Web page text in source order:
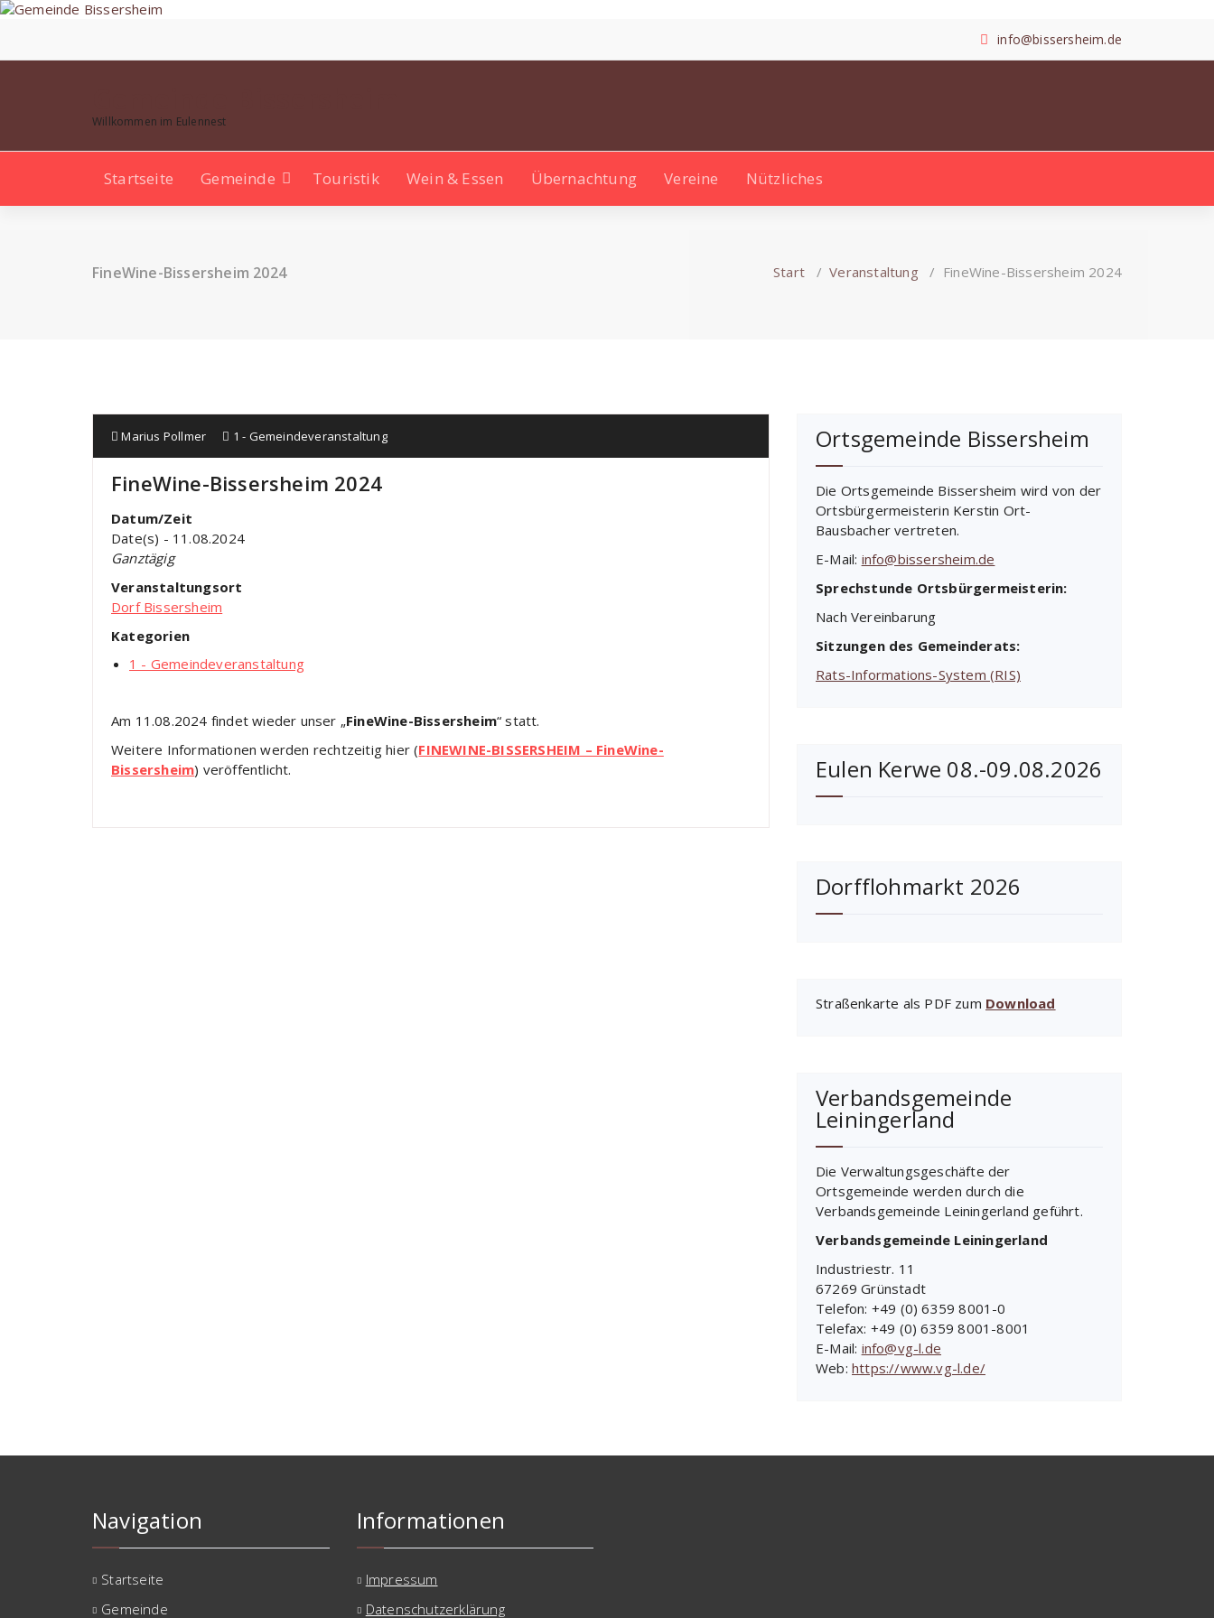
Zum
info@bissersheim.de
Willkommen im Eulennest
Startseite Gemeinde Touristik Wein & Essen Übernachtung Vereine Nützliches
for:
FineWine-Bissersheim 2024 Start/Veranstaltung / FineWine-Bissersheim 2024
Marius Pollmer 1 - Gemeindeveranstaltung
FineWine-Bissersheim 2024
Datum/Zeit
Date(s) - 11.08.2024
Ganztägig
Veranstaltungsort
Dorf Bissersheim
Kategorien
1 - Gemeindeveranstaltung
Am 11.08.2024 findet wieder unser „FineWine-Bissersheim“ statt.
Weitere Informationen werden rechtzeitig hier (FINEWINE-BISSERSHEIM – FineWine-
Bissersheim) veröffentlicht.
Ortsgemeinde Bissersheim
Die Ortsgemeinde Bissersheim wird von der
Ortsbürgermeisterin Kerstin Ort-
Bausbacher vertreten.
E-Mail: info@bissersheim.de
Sprechstunde Ortsbürgermeisterin:
Nach Vereinbarung
Sitzungen des Gemeinderats:
Rats-Informations-System (RIS)
Eulen Kerwe 08.-09.08.2026
Dorfflohmarkt 2026
Straßenkarte als PDF zum Download
Verbandsgemeinde
Leiningerland
Die Verwaltungsgeschäfte der
Ortsgemeinde werden durch die
Verbandsgemeinde Leiningerland geführt.
Verbandsgemeinde Leiningerland
Industriestr. 11
67269 Grünstadt
Telefon: +49 (0) 6359 8001-0
Telefax: +49 (0) 6359 8001-8001
E-Mail: info@vg-l.de
Web: https://www.vg-l.de/
Navigation
Startseite
Gemeinde
Informationen
Impressum
Datenschutzerklärung